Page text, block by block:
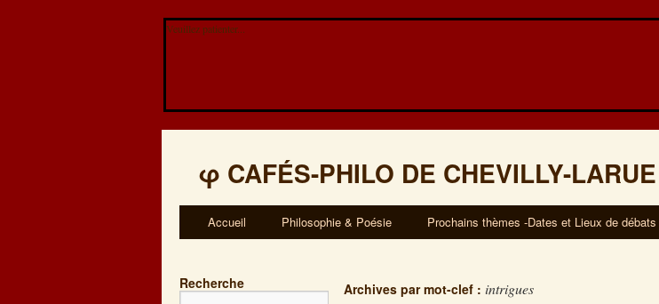
Veuillez patienter...
φ CAFÉS-PHILO DE CHEVILLY-
Accueil Philosophie & Poésie Prochains thèmes -Dates et Lieux de débats
Recherche Archives par mot-clef : intrigues